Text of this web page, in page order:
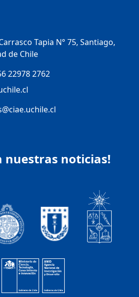
Tapia N° 75, Santiago,
de Chile
22978 2762
nuestras noticias!